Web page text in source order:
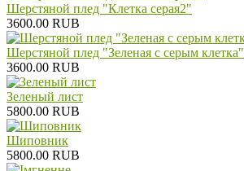
Шерстяной плед "Клетка серая2"
3600.00 RUB
Шерстяной плед "Зеленая с серым клетка"
3600.00 RUB
Зеленый лист
5800.00 RUB
Шиповник
5800.00 RUB